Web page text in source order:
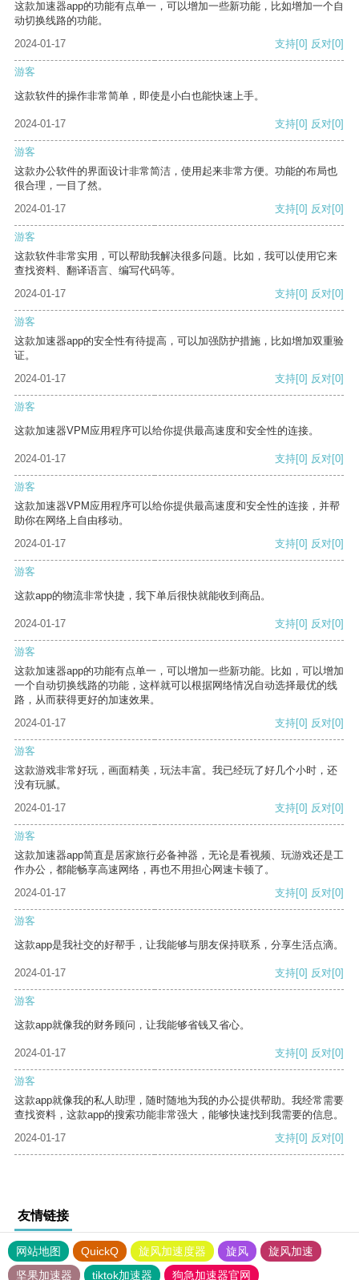
这款加速器app的功能有点单一，可以增加一些新功能，比如增加一个自
动切换线路的功能。
2024-01-17
支持[0] 反对[0]
游客
这款软件的操作非常简单，即使是小白也能快速上手。
2024-01-17 支持[0] 反对[0]
游客
这款办公软件的界面设计非常简洁，使用起来非常方便。功能的布局也
很合理，一目了然。
2024-01-17
支持[0] 反对[0]
游客
这款软件非常实用，可以帮助我解决很多问题。比如，我可以使用它来
查找资料、翻译语言、编写代码等。
2024-01-17
支持[0] 反对[0]
游客
这款加速器app的安全性有待提高，可以加强防护措施，比如增加双重验
证。
2024-01-17
支持[0] 反对[0]
游客
这款加速器VPM应用程序可以给你提供最高速度和安全性的连接。
2024-01-17 支持[0] 反对[0]
游客
这款加速器VPM应用程序可以给你提供最高速度和安全性的连接，并帮
助你在网络上自由移动。
2024-01-17
支持[0] 反对[0]
游客
这款app的物流非常快捷，我下单后很快就能收到商品。
2024-01-17 支持[0] 反对[0]
游客
这款加速器app的功能有点单一，可以增加一些新功能。比如，可以增加
一个自动切换线路的功能，这样就可以根据网络情况自动选择最优的线
路，从而获得更好的加速效果。
2024-01-17
支持[0] 反对[0]
游客
这款游戏非常好玩，画面精美，玩法丰富。我已经玩了好几个小时，还
没有玩腻。
2024-01-17
支持[0] 反对[0]
游客
这款加速器app简直是居家旅行必备神器，无论是看视频、玩游戏还是工
作办公，都能畅享高速网络，再也不用担心网速卡顿了。
2024-01-17
支持[0] 反对[0]
游客
这款app是我社交的好帮手，让我能够与朋友保持联系，分享生活点滴。
2024-01-17 支持[0] 反对[0]
游客
这款app就像我的财务顾问，让我能够省钱又省心。
2024-01-17 支持[0] 反对[0]
游客
这款app就像我的私人助理，随时随地为我的办公提供帮助。我经常需要
查找资料，这款app的搜索功能非常强大，能够快速找到我需要的信息。
2024-01-17
支持[0] 反对[0]
友情链接
网站地图 QuickQ 旋风加速度器 旋风
旋风加速
坚果加速器
tiktok加速器 狗急加速器官网